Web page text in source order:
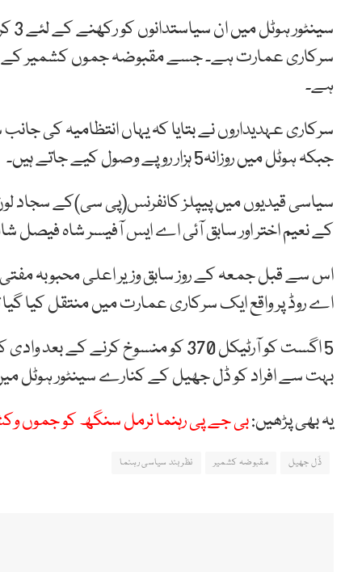
سرکاری عمارت ہے۔ جسے مقبوضہ جموں کشمیر کے
ہے۔
جبکہ ہوٹل میں روزانہ5 ہزار روپے وصول کیے جاتے ہیں۔
سیاسی قیدیوں میں پیپلز کانفرنس(پی سی)کے سجاد
کے نعیم اختر اور سابق آئی اے ایس آفیسر شاہ فیصل
اس سے قبل جمعہ کے روز سابق وزیر اعلی محبوبہ
اے روڈ پر واقع ایک سرکاری عمارت میں منتقل کیا گیا
5 اگست کو آرٹیکل 370 کو منسوخ
بہت سے افراد کو ڈل جھیل کے کنارے سینٹور ہوٹل میں
یہ بھی پڑھیں:بی جے پی رہنما نرمل سنگھ کو جموں
ڈَل جھیل مقبوضہ کشمیر نظر بند سیاسی رہنما